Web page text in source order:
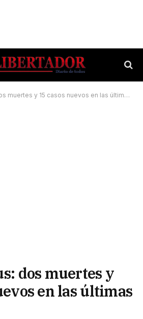
y 15 casos nuevos en las últimas 24 horas
dos muertes y
en las últimas